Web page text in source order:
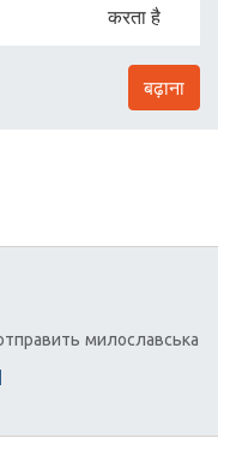
करता है
बढ़ाना
милославська